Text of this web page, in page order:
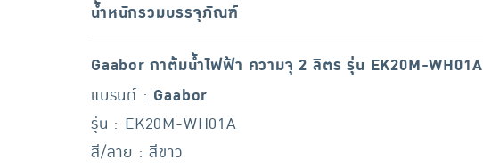
น้ำหนักรวมบรรจุภัณฑ์
Gaabor กาต้มน้ำไฟฟ้า ความจุ 2 ลิตร รุ่น EK20M-WH01A
แบรนด์ : Gaabor
รุ่น : EK20M-WH01A
สี/ลาย : สีขาว